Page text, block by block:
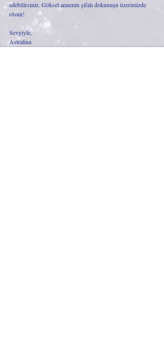
edebilirsiniz. Göksel annenin şifalı dokunuşu üzerimizde
olsun!
Sevgiyle,
Astralina